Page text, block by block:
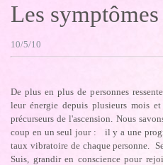
Les
10/5/10
De plus en plus de personnes
leur énergie depuis plusieurs mois
précurseurs de l'ascension. Nous
coup en un seul jour : il y a une
taux vibratoire de chaque personne.
Suis, grandir en conscience pour